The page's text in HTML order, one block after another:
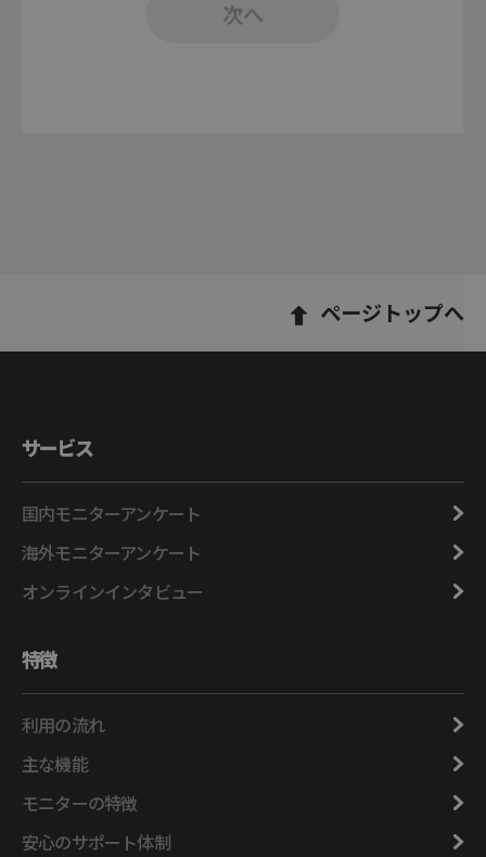
ページトップへ
サービス
国内モニターアンケート
海外モニターアンケート
オンラインインタビュー
特徴
利用の流れ
主な機能
モニターの特徴
安心のサポート体制